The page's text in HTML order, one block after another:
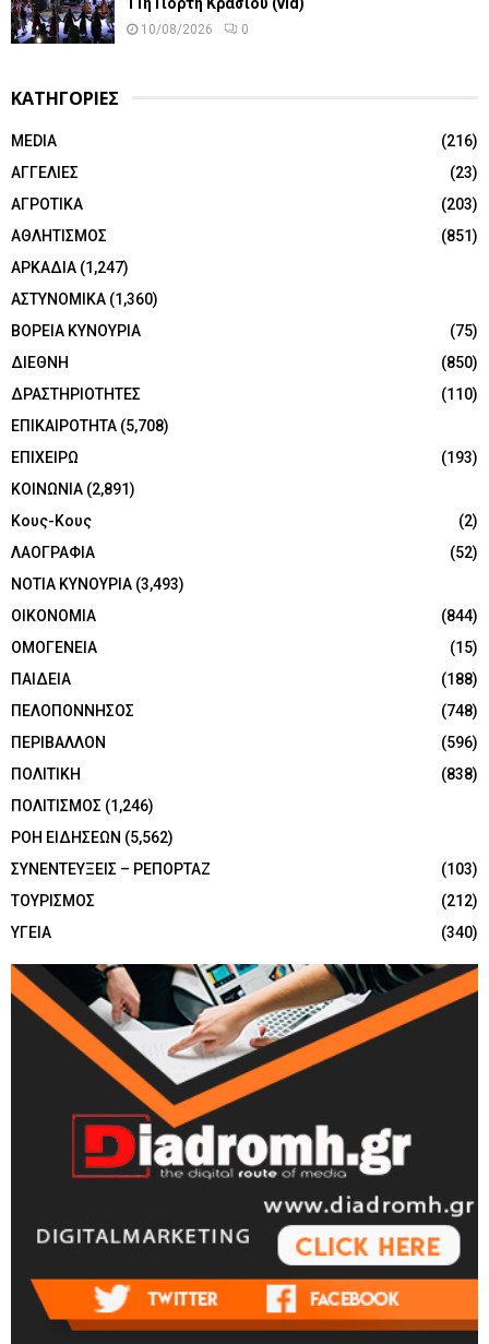
11η Γιορτή Κρασιού (vid)
10/08/2026 0
ΚΑΤΗΓΟΡΙΕΣ
MEDIA
(216)
ΑΓΓΕΛΙΕΣ
(23)
ΑΓΡΟΤΙΚΑ
(203)
ΑΘΛΗΤΙΣΜΟΣ
(851)
ΑΡΚΑΔΙΑ (1,247)
ΑΣΤΥΝΟΜΙΚΑ (1,360)
ΒΟΡΕΙΑ ΚΥΝΟΥΡΙΑ
(75)
ΔΙΕΘΝΗ
(850)
ΔΡΑΣΤΗΡΙΟΤΗΤΕΣ
(110)
ΕΠΙΚΑΙΡΟΤΗΤΑ (5,708)
ΕΠΙΧΕΙΡΩ
(193)
ΚΟΙΝΩΝΙΑ (2,891)
Κους-Κους
(2)
ΛΑΟΓΡΑΦΙΑ
(52)
ΝΟΤΙΑ ΚΥΝΟΥΡΙΑ (3,493)
ΟΙΚΟΝΟΜΙΑ
(844)
ΟΜΟΓΕΝΕΙΑ
(15)
ΠΑΙΔΕΙΑ
(188)
ΠΕΛΟΠΟΝΝΗΣΟΣ
(748)
ΠΕΡΙΒΑΛΛΟΝ
(596)
ΠΟΛΙΤΙΚΗ
(838)
ΠΟΛΙΤΙΣΜΟΣ (1,246)
ΡΟΗ ΕΙΔΗΣΕΩΝ (5,562)
ΣΥΝΕΝΤΕΥΞΕΙΣ – ΡΕΠΟΡΤΑΖ
(103)
ΤΟΥΡΙΣΜΟΣ
(212)
ΥΓΕΙΑ
(340)